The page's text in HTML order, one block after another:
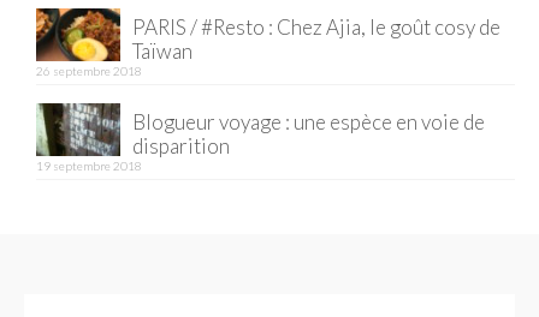
Savoie
Allemagne
PARIS / #Resto : Chez Ajia, le goût cosy de
Taïwan
26 septembre 2018
Blogueur voyage : une espèce en voie de
disparition
19 septembre 2018